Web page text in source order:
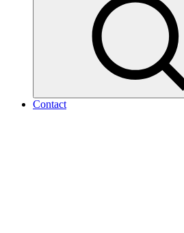
Contact